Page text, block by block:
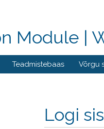
Module |
Teadmistebaas Võrgu
Logi